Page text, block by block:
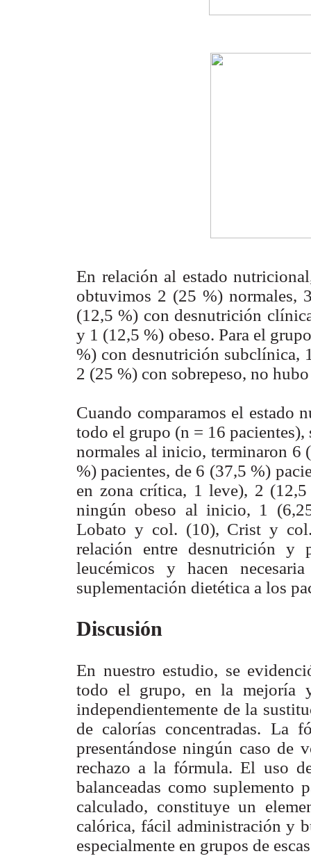
En relación al estado
obtuvimos 2 (25 %) normales,
(12,5 %) con desnutrición
y 1 (12,5 %) obeso. Para el
%) con desnutrición subclínica,
2 (25 %) con sobrepeso, no
Cuando comparamos el
todo el grupo (n = 16
normales al inicio, terminaron 6
%) pacientes, de 6 (37,5 %)
en zona crítica, 1 leve), 2
ningún obeso al inicio, 1
Lobato y col. (10), Crist y
relación entre desnutrición y
leucémicos y hacen
suplementación dietética a los
Discusión
En nuestro estudio, se
todo el grupo, en la mejoría
independientemente de la
de calorías concentradas. La
presentándose ningún caso de
rechazo a la fórmula. El uso
balanceadas como
calculado, constituye un
calórica, fácil administración y
especialmente en grupos de